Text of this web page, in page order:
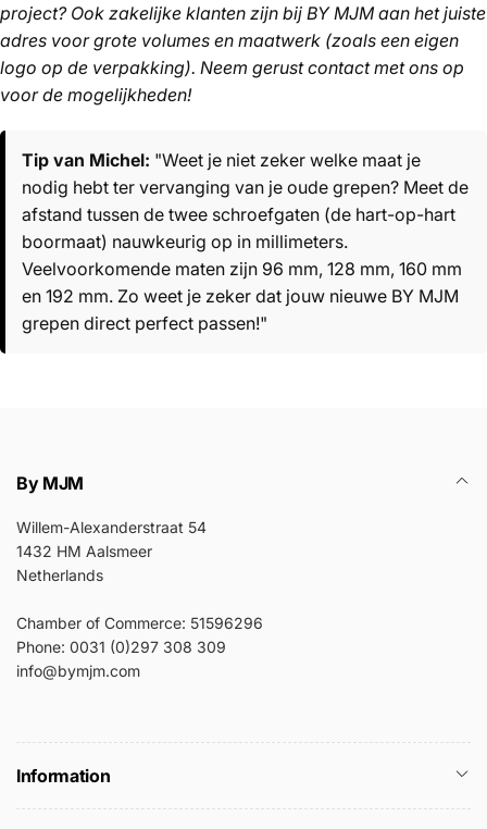
project? Ook zakelijke klanten zijn bij BY MJM aan het juiste
adres voor grote volumes en maatwerk (zoals een eigen
logo op de verpakking). Neem gerust contact met ons op
voor de mogelijkheden!
Tip van Michel: "Weet je niet zeker welke maat je
nodig hebt ter vervanging van je oude grepen? Meet de
afstand tussen de twee schroefgaten (de hart-op-hart
boormaat) nauwkeurig op in millimeters.
Veelvoorkomende maten zijn 96 mm, 128 mm, 160 mm
en 192 mm. Zo weet je zeker dat jouw nieuwe BY MJM
grepen direct perfect passen!"
By MJM
Willem-Alexanderstraat 54
1432 HM Aalsmeer
Netherlands
Chamber of Commerce: 51596296
Phone: 0031 (0)297 308 309
info@bymjm.com
Information